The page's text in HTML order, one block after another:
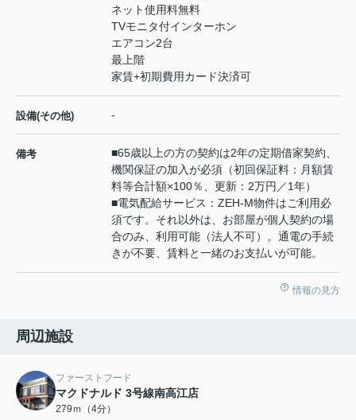
ネット使用料無料
TVモニタ付インターホン
エアコン2台
最上階
家賃+初期費用カード決済可
設備(その他) -
備考
■65歳以上の方の契約は2年の定期借家契約、
機関保証の加入が必須（初回保証料：月額賃
料等合計額×100％、更新：2万円／1年）
■電気配給サービス：ZEH-M物件はご利用必
須です。それ以外は、お部屋が個人契約の場
合のみ、利用可能（法人不可）。通電の手続
きが不要、賃料と一緒のお支払いが可能。
情報の見方
周辺施設
ファーストフード
マクドナルド 3号線南高江店
279ｍ（4分）